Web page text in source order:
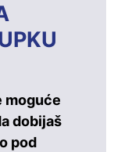
moguće
dobijaš
pod